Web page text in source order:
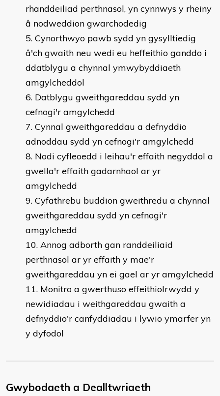
rhanddeiliad perthnasol, yn cynnwys y rheiny
â nodweddion gwarchodedig
Cynorthwyo pawb sydd yn gysylltiedig
â'ch gwaith neu wedi eu heffeithio ganddo i
ddatblygu a chynnal ymwybyddiaeth
amgylcheddol
Datblygu gweithgareddau sydd yn
cefnogi'r amgylchedd
Cynnal gweithgareddau a defnyddio
adnoddau sydd yn cefnogi'r amgylchedd
Nodi cyfleoedd i leihau'r effaith negyddol a
gwella'r effaith gadarnhaol ar yr
amgylchedd
Cyfathrebu buddion gweithredu a chynnal
gweithgareddau sydd yn cefnogi'r
amgylchedd
Annog adborth gan randdeiliaid
perthnasol ar yr effaith y mae'r
gweithgareddau yn ei gael ar yr amgylchedd
Monitro a gwerthuso effeithiolrwydd y
newidiadau i weithgareddau gwaith a
defnyddio'r canfyddiadau i lywio ymarfer yn
y dyfodol
Gwybodaeth a Dealltwriaeth